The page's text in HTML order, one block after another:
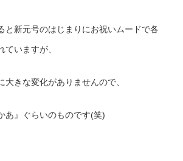
と新元号のはじまりにお祝いムードで各
いますが、
大きな変化がありませんので、
あ』ぐらいのものです(笑)